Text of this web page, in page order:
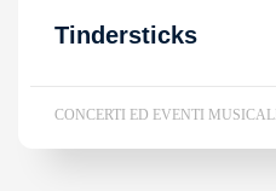
Tindersticks
CONCERTI ED EVENTI MUSICALI